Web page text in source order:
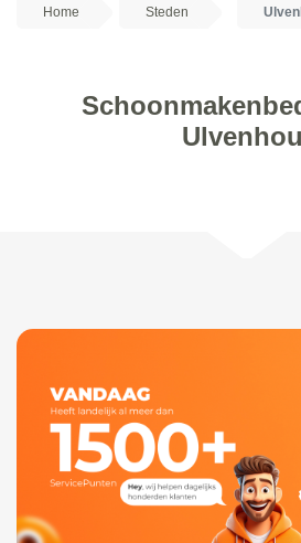
Home Steden